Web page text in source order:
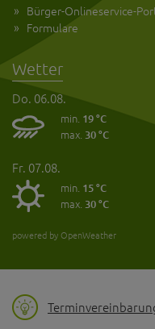
Bürger-Onlineservice-
Formulare
Wetter
Do. 06.08.
min. 19 °C
max. 30 °C
Fr. 07.08.
min. 15 °C
max. 30 °C
powered by OpenWeather